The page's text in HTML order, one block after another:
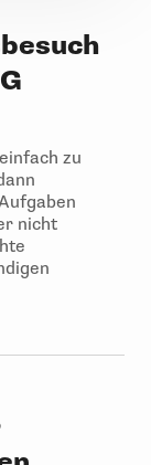
zu
nicht